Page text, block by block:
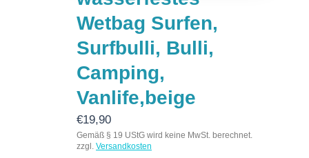
Wetbag Surfen,
Surfbulli, Bulli,
Camping,
Vanlife,beige
€19,90
Gemäß § 19 UStG wird keine MwSt. berechnet.
zzgl. Versandkosten